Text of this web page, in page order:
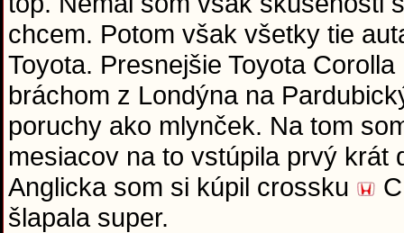
chcem. Potom však všetky tie
Toyota. Presnejšie Toyota
bráchom z Londýna na
poruchy ako mlynček. Na tom
mesiacov na to vstúpila prvý krát
Anglicka som si kúpil crossku
šlapala super.